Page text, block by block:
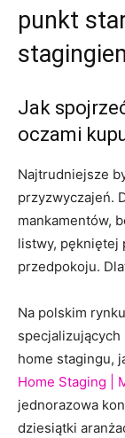
punkt
Jak
oczami
Najtrudniejsze
przyzwyczajeń.
mankamentów,
listwy, pękniętej
przedpokoju.
Na polskim
home stagingu,
Home Staging |
jednorazowa
dziesiątki